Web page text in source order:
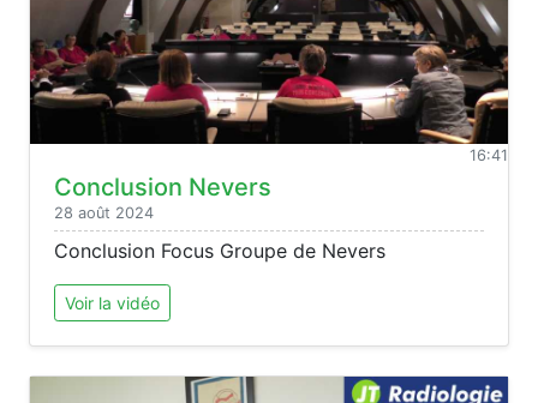
16:41
Conclusion Nevers
28 août 2024
Conclusion Focus Groupe de Nevers
Voir la vidéo